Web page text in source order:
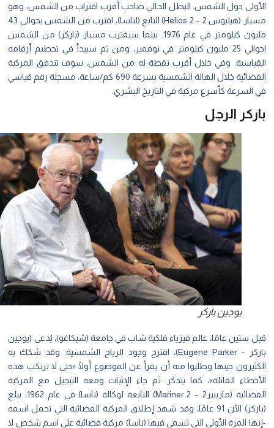
حول الشمس. البطل الحالي صاحب أقرب اقتراب من الشمس، وهو
مسبار (هيليوس 2 – Helios 2) التابع (لناسا)، اقترب من الشمس بحوالي 43
مليون كيلومتر في عام 1976. بينما سيقترب مسبار (باركر) من الشمس
احوالي 25 مليون كيلومتر في نوفمبر، ومن ثم سيبدأ في تحطيم أرقامه
وفي خلال أقرب نقطة له من الشمس، سوف تتدفق المركبة
الفضائية خلال الهالة الشمسية بسرعة 690 كم/ساعة، مسجلة رقم قياسي
السرعة كأسرع مركبة في التاريخ البشري.
الرجل
يوجين باركر
ستين عامًا، عالم فيزياء فلكية شاب في جامعة (شيكاغو)، يُدعى (يوجين
باركر – Eugene Parker)، اقترح وجود الرياح الشمسية. وقد شكك به
حينها وطلبوا منه أن يقرأ عن الموضوع أولًا «حتى لا ترتكب هذه
القاتلة»، كما يتذكر. ثم جاء الإثبات ومعه التبجيل مع المركبة
الفضائية (مارينير2 – Mariner 2) التابعة لوكالة (ناسا) في عام 1962، يبلغ
(باركر) الآن 91 عامًا، وقد شهد إطلاق المركبة الفضائية التي تحمل اسمه
المرة الأولى التي تسمي فيها (ناسا) مركبة فضائية على اسم شخص لا